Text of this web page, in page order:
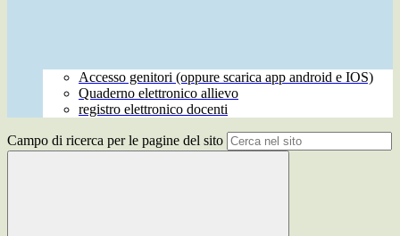
Accesso genitori (oppure scarica app android e IOS)
Quaderno elettronico allievo
registro elettronico docenti
Campo di ricerca per le pagine del sito